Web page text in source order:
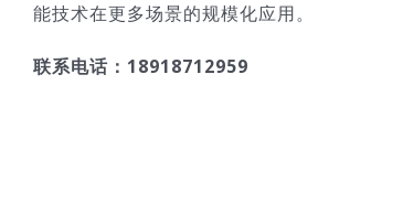
能技术在更多场景的规模化应用。
联系电话：18918712959